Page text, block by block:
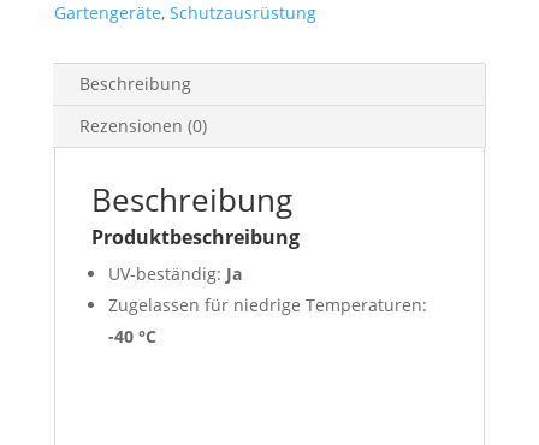
Gartengeräte, Schutzausrüstung
Beschreibung
Rezensionen (0)
Beschreibung
Produktbeschreibung
UV-beständig: Ja
Zugelassen für niedrige Temperaturen:
-40 °C